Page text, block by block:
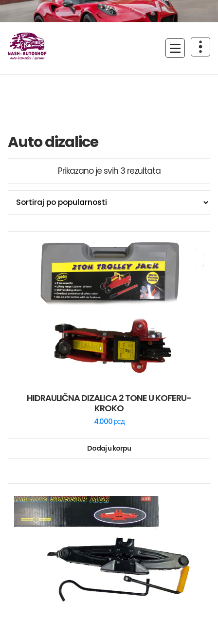
Skoči
sadržaj
Auto dizalice
Prikazano je svih 3 rezultataSortirano
HIDRAULIČNA DIZALICA 2 TONE U KOFERU-
KROKO
4.000 рсд
Dodaj u korpu